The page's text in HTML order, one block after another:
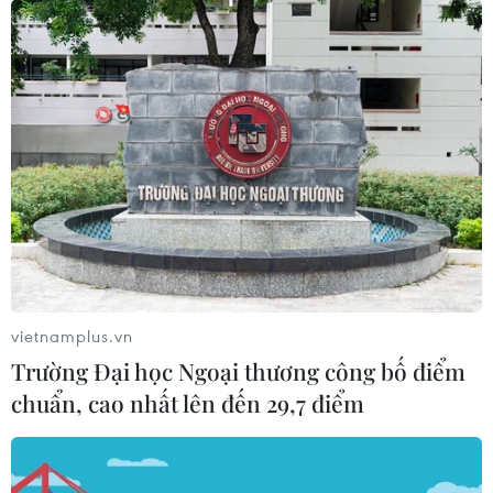
vietnamplus.vn
Trường Đại học Ngoại thương công bố điểm
chuẩn, cao nhất lên đến 29,7 điểm